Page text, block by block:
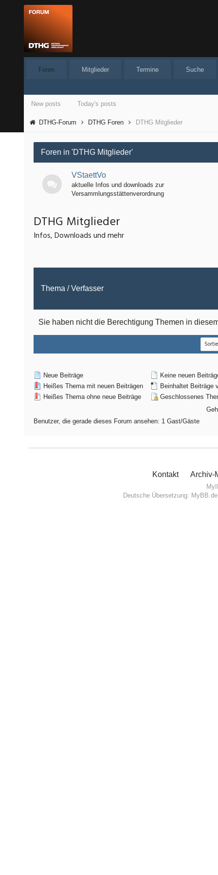
Foren Mitglieder Termine Suche
New posts Today's posts
DTHG-Forum DTHG Foren DTHG Mitglieder
Foren in 'DTHG Mitglieder'
VStaettVo
aktuelle Infos und downloads zur
Versammlungsstättenverordnung
DTHG Mitglieder
Infos, Downloads und mehr
Thema /Verfasser
Sie haben nicht die Berechtigung Themen in
Neue Beiträge
Heißes Thema mit neuen Beiträgen
Heißes Thema ohne neue Beiträge
Keine neuen
Beinhaltet Beiträge
Geschlossenes
Benutzer, die gerade dieses Forum ansehen: 1 Gast/Gäste
Kontakt Archiv-
Deutsche Übersetzung: MyBB.de